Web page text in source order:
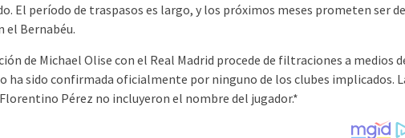
El período de traspasos es largo, y los próximos meses prometen ser de
el Bernabéu.
de Michael Olise con el Real Madrid procede de filtraciones a medios
ha sido confirmada oficialmente por ninguno de los clubes implicados.
Pérez no incluyeron el nombre del jugador.*